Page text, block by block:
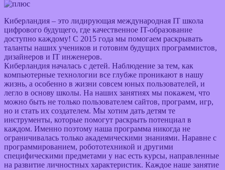
Киберландия – это лидирующая международная IT школа
цифрового будущего, где качественное IT-образование
доступно каждому! С 2015 года мы помогаем раскрывать
таланты наших учеников и готовим будущих программистов,
дизайнеров и IT инженеров.
Киберландия началась с детей. Наблюдение за тем, как
компьютерные технологии все глубже проникают в нашу
жизнь, а особенно в жизни совсем юных пользователей, и
легло в основу школы. На наших занятиях мы покажем, что
можно быть не только пользователем сайтов, программ, игр,
но и стать их создателем. Мы хотим дать детям те
инструменты, которые помогут раскрыть потенциал в
каждом. Именно поэтому наша программа никогда не
ограничивалась только академическими знаниями. Наравне с
программированием, робототехникой и другими
специфическими предметами у нас есть курсы, направленные
на развитие личностных характеристик. Каждое наше занятие